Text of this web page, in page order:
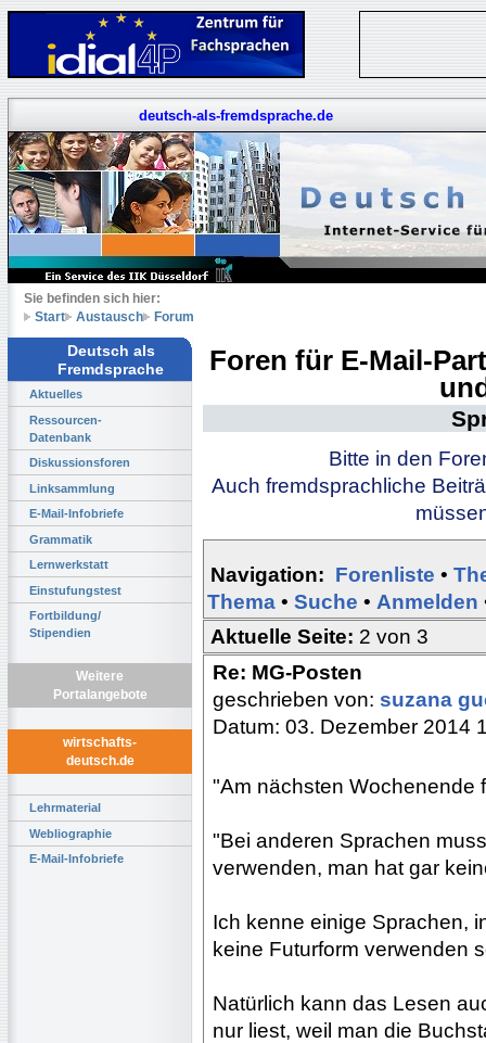
deutsch-als-fremdsprache.de
Sie befinden sich hier:
Start
Austausch Forum
Deutsch als
Fremdsprache
Aktuelles
Ressourcen-
Datenbank
Diskussionsforen
Linksammlung
E-Mail-Infobriefe
Grammatik
Lernwerkstatt
Einstufungstest
Fortbildung/
Stipendien
Weitere
Portalangebote
wirtschafts-
deutsch.de
Lehrmaterial
Webliographie
E-Mail-Infobriefe
Foren für E-Mail-
Bitte in den
Auch fremdsprachliche
Navigation: Forenliste •
Thema • Suche • Anmelden
Aktuelle Seite: 2 von 3
Re: MG-Posten
geschrieben von: suzana
Datum: 03. Dezember 2014
"Am nächsten Wochenende
"Bei anderen Sprachen
verwenden, man hat gar
Ich kenne einige Sprachen,
keine Futurform verwenden
Natürlich kann das Lesen
nur liest, weil man die